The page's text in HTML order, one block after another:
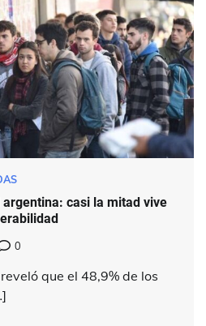
casi la mitad vive
0
que el 48,9% de los